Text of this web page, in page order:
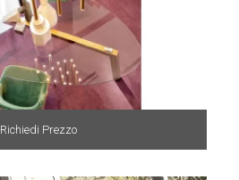
Richiedi Prezzo